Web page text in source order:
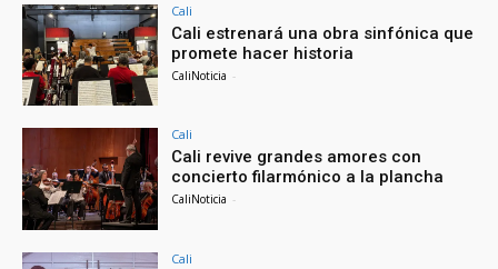
Cali
Cali estrenará una obra sinfónica que
promete hacer historia
CaliNoticia -
Cali
Cali revive grandes amores con
concierto filarmónico a la plancha
CaliNoticia -
Cali